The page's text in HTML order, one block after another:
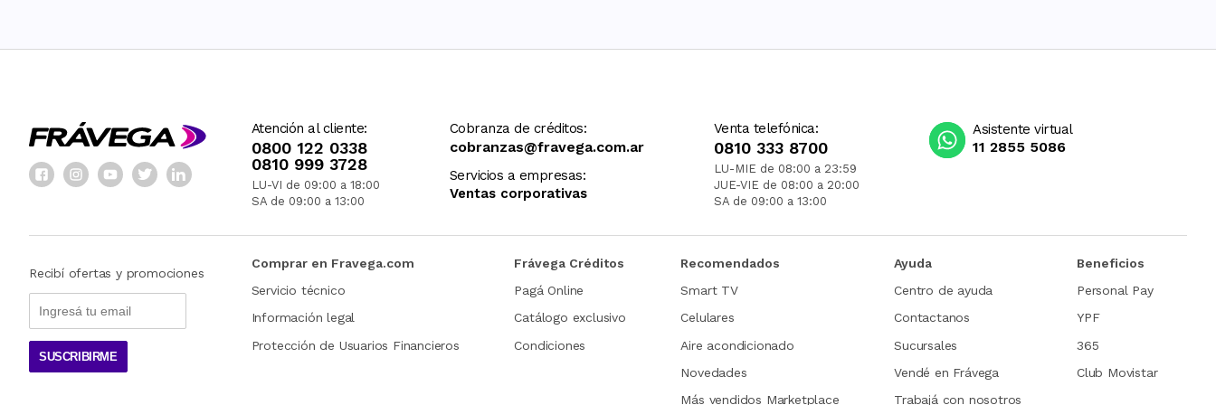
Atención al cliente:
0800 122 0338
0810 999 3728
LU-VI de 09:00 a 18:00
SA de 09:00 a 13:00
Cobranza de créditos:
cobranzas@fravega.com.ar
Servicios a empresas:
Ventas corporativas
Venta telefónica:
0810 333 8700
LU-MIE de 08:00 a 23:59
JUE-VIE de 08:00 a 20:00
SA de 09:00 a 13:00
Asistente virtual
11 2855 5086
Recibí ofertas y promociones
SUSCRIBIRME
Comprar en Fravega.com
Servicio técnico
Información legal
Protección de Usuarios Financieros
Frávega Créditos
Pagá Online
Catálogo exclusivo
Condiciones
Recomendados
Smart TV
Celulares
Aire acondicionado
Novedades
Más vendidos Marketplace
Ayuda
Centro de ayuda
Contactanos
Sucursales
Vendé en Frávega
Trabajá con nosotros
Beneficios
Personal Pay
YPF
365
Club Movistar